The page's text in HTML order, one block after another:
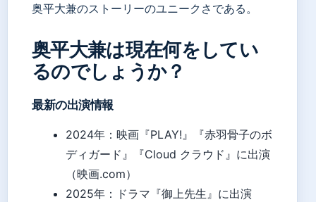
奥平大兼のストーリーのユニークさである。
奥平大兼は現在何をしてい
るのでしょうか？
最新の出演情報
2024年：映画『PLAY!』『赤羽骨子のボ
ディガード』『Cloud クラウド』に出演
（映画.com）
2025年：ドラマ『御上先生』に出演